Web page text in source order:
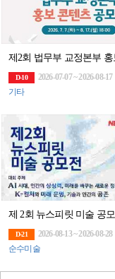
D-10
2026-07-07 ~ 2026-08-17
기타
D-21
2026-08-13 ~ 2026-08-28
순수미술